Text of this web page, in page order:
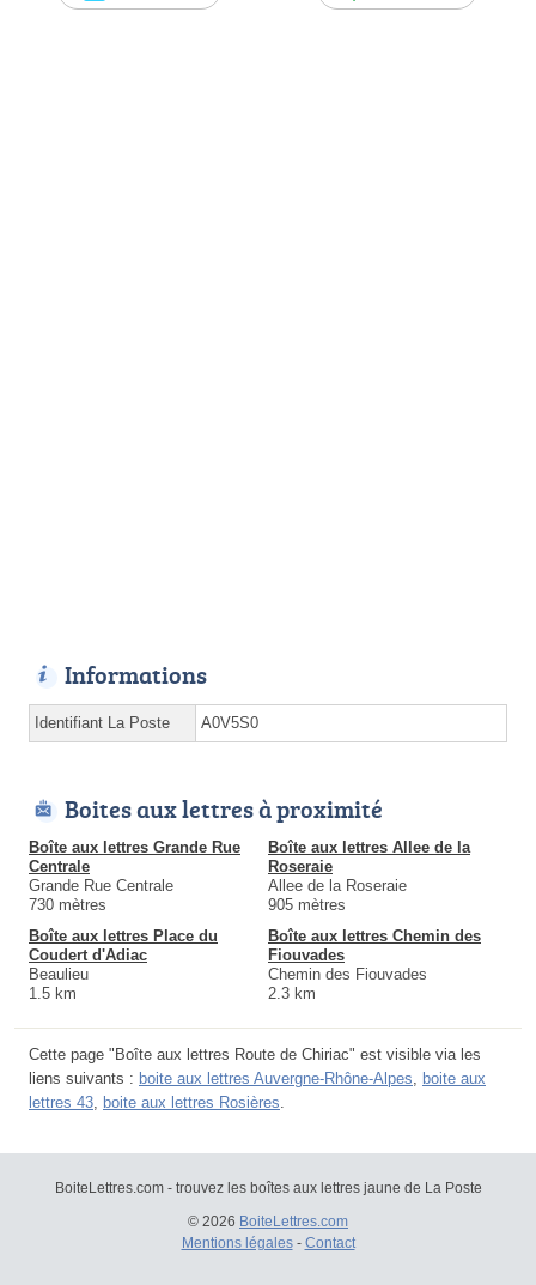
Informations
Identifiant La Poste A0V5S0
Boites aux lettres à proximité
Boîte aux lettres Grande Rue
Centrale
Grande Rue Centrale
730 mètres
Boîte aux lettres Allee de la
Roseraie
Allee de la Roseraie
905 mètres
Boîte aux lettres Place du
Coudert d'Adiac
Beaulieu
1.5 km
Boîte aux lettres Chemin des
Fiouvades
Chemin des Fiouvades
2.3 km
Cette page "Boîte aux lettres Route de Chiriac" est visible via les
liens suivants : boite aux lettres Auvergne-Rhône-Alpes
boite aux
lettres 43 boite aux lettres Rosières
BoiteLettres.com - trouvez les boîtes aux lettres jaune de La Poste
© 2026 BoiteLettres.com
Mentions légales- Contact